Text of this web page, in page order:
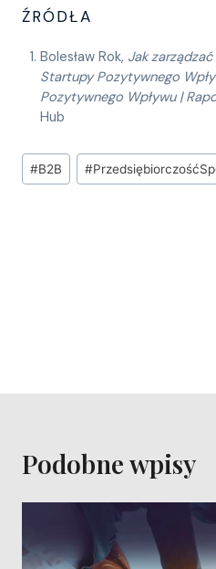
ŹRÓDŁA
Bolesław Rok, Jak
Startupy Pozytywnego
Pozytywnego Wpływu |
Hub
Tagi
wpisu:
#B2B #
Podobne wpisy